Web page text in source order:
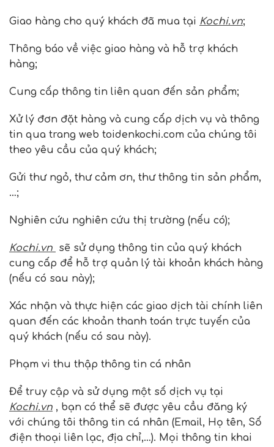
Giao hàng cho quý khách đã mua tại Kochi.vn;
Thông báo về việc giao hàng và hỗ trợ khách
hàng;
Cung cấp thông tin liên quan đến sản phẩm;
Xử lý đơn đặt hàng và cung cấp dịch vụ và thông
tin qua trang web toidenkochi.com của chúng tôi
theo yêu cầu của quý khách;
Gửi thư ngỏ, thư cảm ơn, thư thông tin sản phẩm,
…;
Nghiên cứu nghiên cứu thị trường (nếu có);
Kochi.vn
sẽ sử dụng thông tin của quý khách
cung cấp để hỗ trợ quản lý tài khoản khách hàng
(nếu có sau này);
Xác nhận và thực hiện các giao dịch tài chính liên
quan đến các khoản thanh toán trực tuyến của
quý khách (nếu có sau này).
Phạm vi thu thập thông tin cá nhân
Để truy cập và sử dụng một số dịch vụ tại
Kochi.vn , bạn có thể sẽ được yêu cầu đăng ký
với chúng tôi thông tin cá nhân (Email, Họ tên, Số
điện thoại liên lạc, địa chỉ,…). Mọi thông tin khai